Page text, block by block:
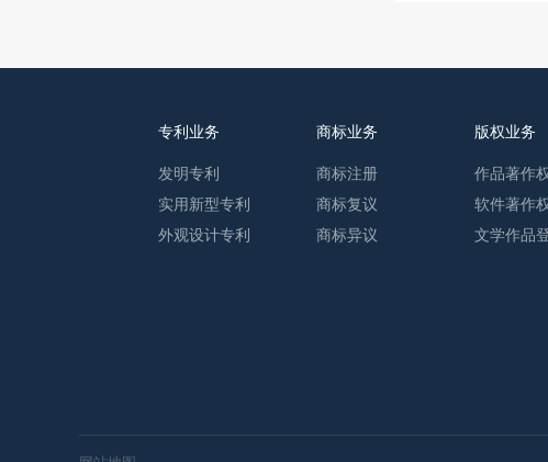
专利业务
发明专利
实用新型专利
外观设计专利
商标业务
商标注册
商标复议
商标异议
版权业务
作品著作
软件著作
文学作品